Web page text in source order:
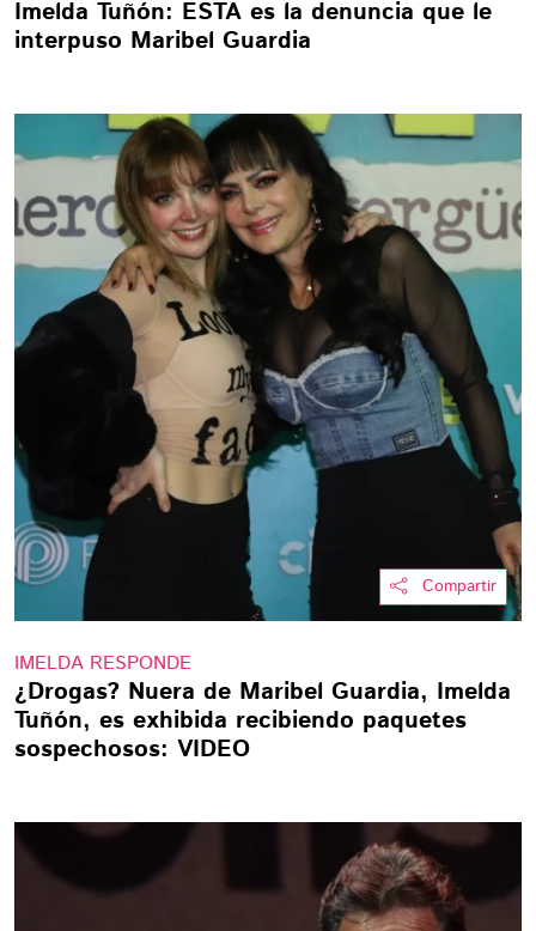
Imelda Tuñón: ESTA es la denuncia que le
interpuso Maribel Guardia
Compartir
IMELDA RESPONDE
¿Drogas? Nuera de Maribel Guardia, Imelda
Tuñón, es exhibida recibiendo paquetes
sospechosos: VIDEO